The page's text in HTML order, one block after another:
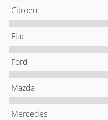
Citroen
Fiat
Ford
Mazda
Mercedes